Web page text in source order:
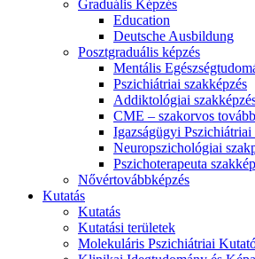
Graduális Képzés
Education
Deutsche Ausbildung
Posztgraduális képzés
Mentális
Pszichiátriai szakképzés
Addiktológiai
CME – szakorvos
Igazságügyi Pszichiátriai
Neuropszichológiai
Pszichoterapeuta
Nővértovábbképzés
Kutatás
Kutatás
Kutatási területek
Molekuláris Pszichiátriai